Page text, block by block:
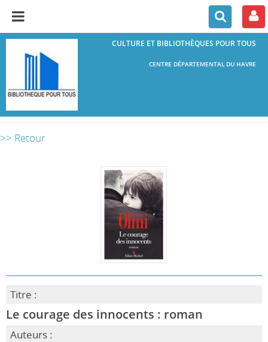
CULTURE ET BIBLIOTHÈQUES POUR TOUS
CENTRE DÉPARTEMENTAL DU HAVRE
>> Retour
Titre :
Le courage des innocents : roman
Auteurs :